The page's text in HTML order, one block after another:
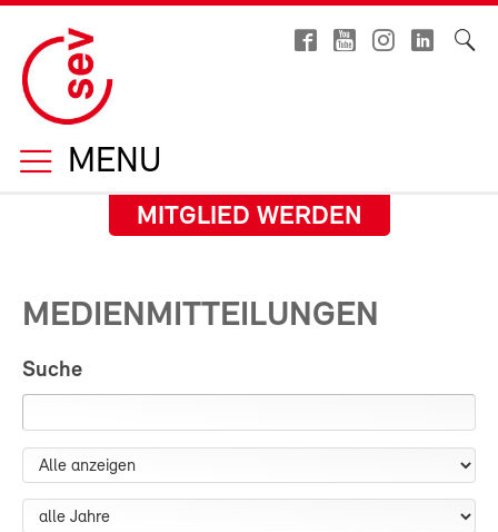
MENU
MITGLIED WERDEN
MEDIENMITTEILUNGEN
Suche